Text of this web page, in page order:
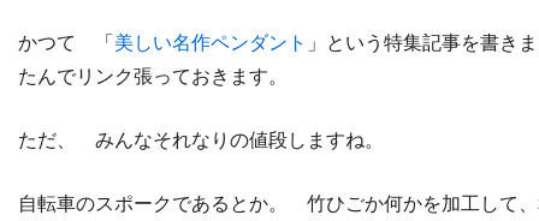
かつて 「 美しい名作ペンダント 」という特集記事を書き
たんでリンク張っておきます。
ただ、 みんなそれなりの値段しますね。
自転車のスポークであるとか。 竹ひごか何かを加工して